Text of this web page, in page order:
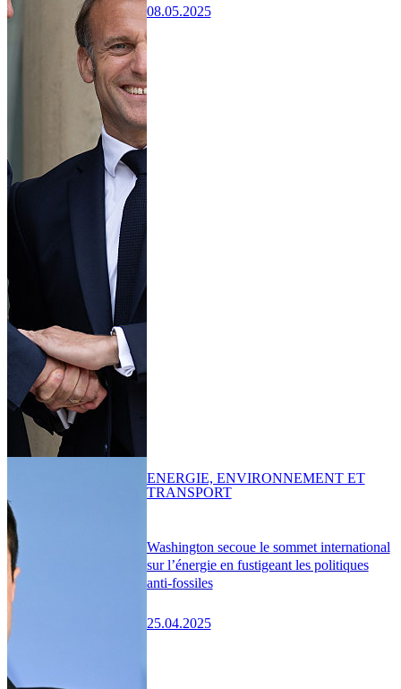
08.05.2025
Washington secoue le sommet international
sur l’énergie en fustigeant les politiques
anti-fossiles
25.04.2025
ENERGIE, ENVIRONNEMENT ET
TRANSPORT